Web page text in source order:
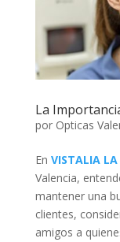
La
por Opticas
En VISTALIA
Valencia,
mantener una
clientes,
amigos a